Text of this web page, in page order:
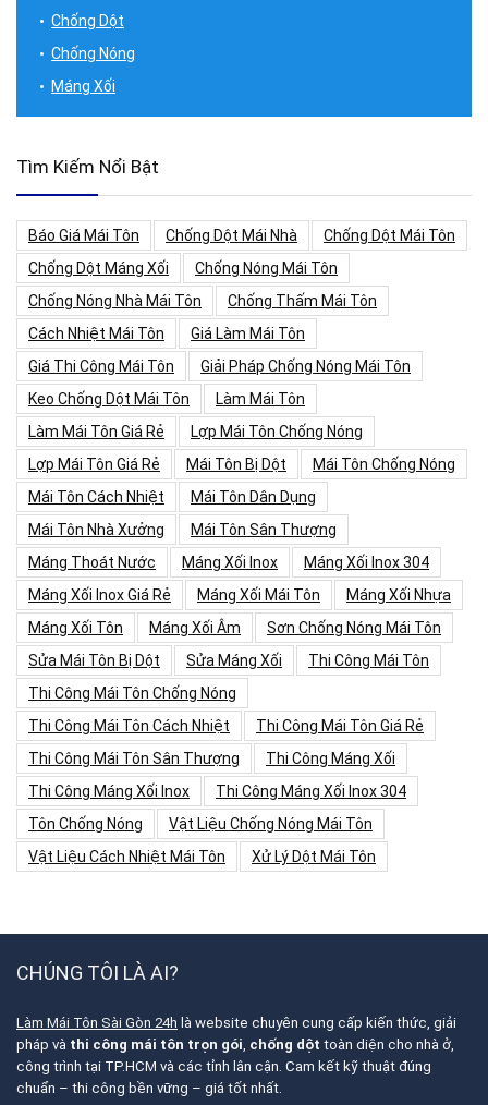
Chống Dột
Chống Nóng
Máng Xối
Tìm Kiếm Nổi Bật
Báo Giá Mái Tôn Chống Dột Mái Nhà
Chống Dột Mái Tôn
Chống Dột Máng Xối
Chống Nóng Mái Tôn
Chống Nóng Nhà Mái Tôn
Chống Thấm Mái Tôn
Cách Nhiệt Mái Tôn
Giá Làm Mái Tôn
Giá Thi Công Mái Tôn
Giải Pháp Chống Nóng Mái Tôn
Keo Chống Dột Mái Tôn
Làm Mái Tôn
Làm Mái Tôn Giá Rẻ
Lợp Mái Tôn Chống Nóng
Lợp Mái Tôn Giá Rẻ
Mái Tôn Bị Dột
Mái Tôn Chống Nóng
Mái Tôn Cách Nhiệt
Mái Tôn Dân Dụng
Mái Tôn Nhà Xưởng
Mái Tôn Sân Thượng
Máng Thoát Nước
Máng Xối Inox
Máng Xối Inox 304
Máng Xối Inox Giá Rẻ
Máng Xối Mái Tôn
Máng Xối Nhựa
Máng Xối Tôn
Máng Xối Âm
Sơn Chống Nóng Mái Tôn
Sửa Mái Tôn Bị Dột
Sửa Máng Xối
Thi Công Mái Tôn
Thi Công Mái Tôn Chống Nóng
Thi Công Mái Tôn Cách Nhiệt
Thi Công Mái Tôn Giá Rẻ
Thi Công Mái Tôn Sân Thượng
Thi Công Máng Xối
Thi Công Máng Xối Inox
Thi Công Máng Xối Inox 304
Tôn Chống Nóng
Vật Liệu Chống Nóng Mái Tôn
Vật Liệu Cách Nhiệt Mái Tôn
Xử Lý Dột Mái Tôn
CHÚNG TÔI LÀ AI?
Làm Mái Tôn Sài Gòn 24h là website chuyên cung cấp kiến thức, giải
pháp và thi công mái tôn trọn gói, chống dột toàn diện cho nhà ở,
công trình tại TP.HCM và các tỉnh lân cận. Cam kết kỹ thuật đúng
chuẩn – thi công bền vững – giá tốt nhất.